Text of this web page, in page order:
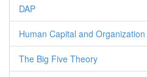
DAP
Human Capital and
The Big Five Theory